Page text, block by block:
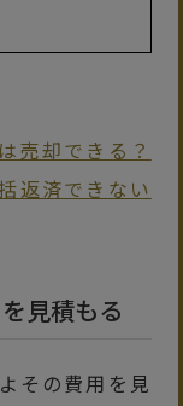
売却できる？
返済できない
見積もる
その費用を見